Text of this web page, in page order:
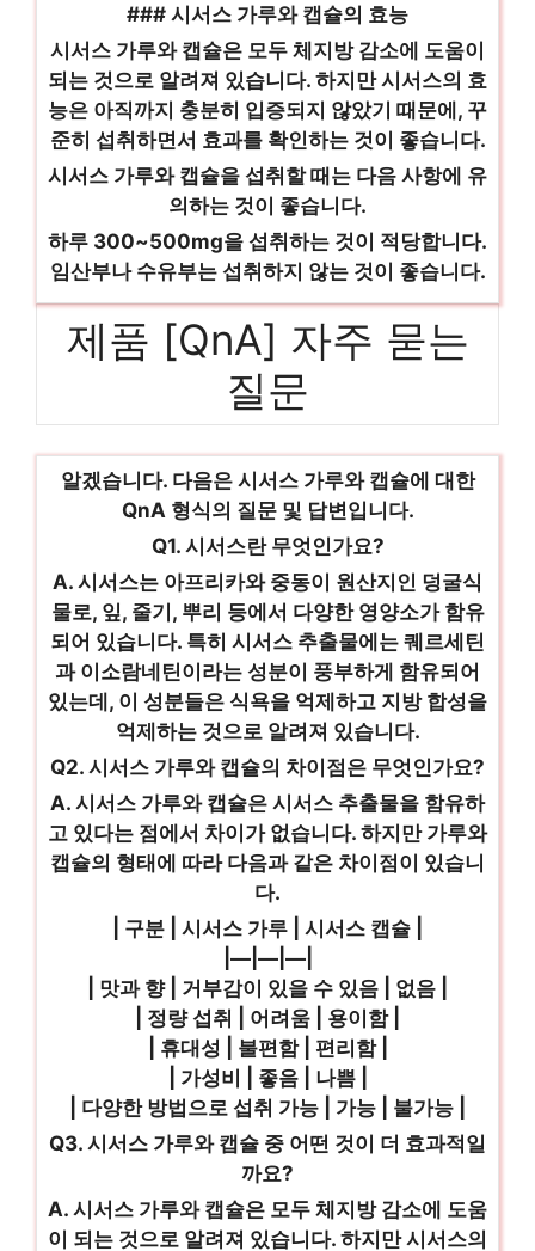
### 시서스 가루와 캡슐의 효능
시서스 가루와 캡슐은 모두 체지방 감소에 도움이
되는 것으로 알려져 있습니다. 하지만 시서스의 효
능은 아직까지 충분히 입증되지 않았기 때문에, 꾸
준히 섭취하면서 효과를 확인하는 것이 좋습니다.
시서스 가루와 캡슐을 섭취할 때는 다음 사항에 유
의하는 것이 좋습니다.
하루 300~500mg을 섭취하는 것이 적당합니다.
임산부나 수유부는 섭취하지 않는 것이 좋습니다.
제품 [QnA] 자주 묻는
질문
알겠습니다. 다음은 시서스 가루와 캡슐에 대한
QnA 형식의 질문 및 답변입니다.
Q1. 시서스란 무엇인가요?
A. 시서스는 아프리카와 중동이 원산지인 덩굴식
물로, 잎, 줄기, 뿌리 등에서 다양한 영양소가 함유
되어 있습니다. 특히 시서스 추출물에는 퀘르세틴
과 이소람네틴이라는 성분이 풍부하게 함유되어
있는데, 이 성분들은 식욕을 억제하고 지방 합성을
억제하는 것으로 알려져 있습니다.
Q2. 시서스 가루와 캡슐의 차이점은 무엇인가요?
A. 시서스 가루와 캡슐은 시서스 추출물을 함유하
고 있다는 점에서 차이가 없습니다. 하지만 가루와
캡슐의 형태에 따라 다음과 같은 차이점이 있습니
다.
| 구분 | 시서스 가루 | 시서스 캡슐 |
|—|—|—|
| 맛과 향 | 거부감이 있을 수 있음 | 없음 |
| 정량 섭취 | 어려움 | 용이함 |
| 휴대성 | 불편함 | 편리함 |
| 가성비 | 좋음 | 나쁨 |
| 다양한 방법으로 섭취 가능 | 가능 | 불가능 |
Q3. 시서스 가루와 캡슐 중 어떤 것이 더 효과적일
까요?
A. 시서스 가루와 캡슐은 모두 체지방 감소에 도움
이 되는 것으로 알려져 있습니다. 하지만 시서스의